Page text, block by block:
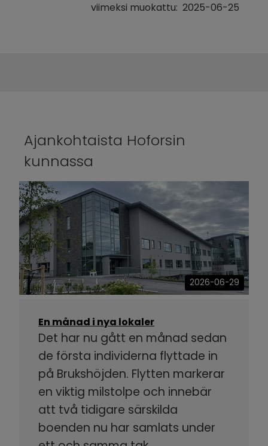
viimeksi muokattu: 2025-06-25
Ajankohtaista Hoforsin
kunnassa
2026-06-29
En månad i nya lokaler
Det har nu gått en månad sedan
de första individerna flyttade in
på Brukshöjden. Flytten markerar
en viktig milstolpe och innebär
att två tidigare särskilda
boenden nu har samlats under